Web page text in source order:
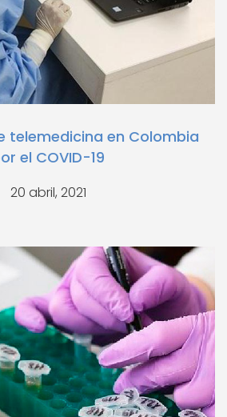
telemedicina en Colombia
el COVID-19
20 abril, 2021